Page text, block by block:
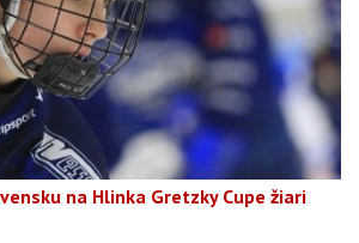
na Hlinka Gretzky Cupe žiari